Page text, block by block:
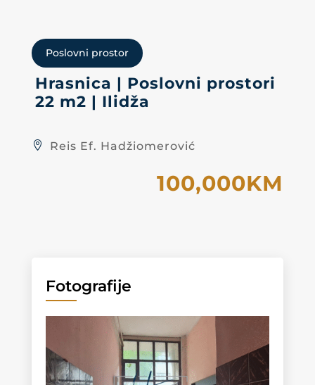
Poslovni prostor
Hrasnica | Poslovni prostori
22 m2 | Ilidža
Reis Ef. Hadžiomerović
100,000KM
Fotografije